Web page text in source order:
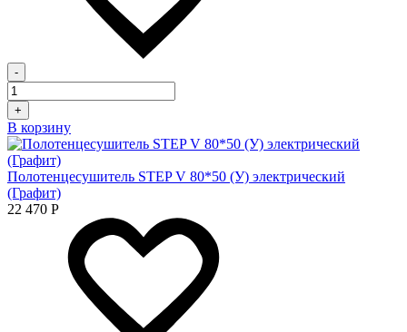
-
+
В корзину
Полотенцесушитель STEP V 80*50 (У) электрический
(Графит)
22 470 Р